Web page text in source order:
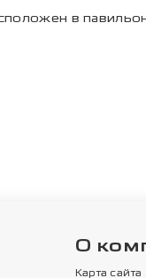
в
О
Карта сайта